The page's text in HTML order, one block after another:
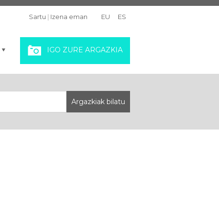
Sartu | Izena eman EU ES
IGO ZURE ARGAZKIA